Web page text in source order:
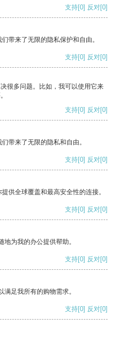
支持[0] 反对[0]
带来了无限的隐私保护和自由。
支持[0] 反对[0]
很多问题。比如，我可以使用它来
支持[0] 反对[0]
带来了无限的隐私和自由。
支持[0] 反对[0]
供全球覆盖和最高安全性的连接。
支持[0] 反对[0]
为我的办公提供帮助。
支持[0] 反对[0]
足我所有的购物需求。
支持[0] 反对[0]